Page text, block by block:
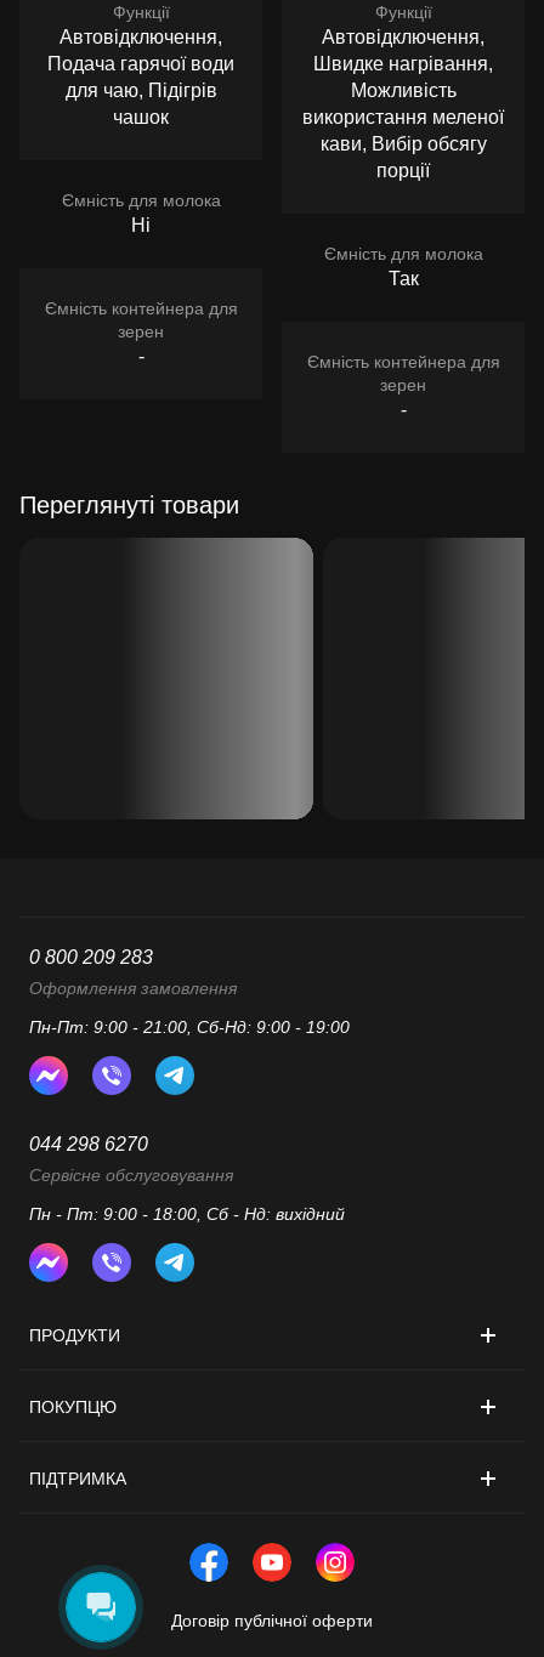
Функції
Автовідключення,
Подача гарячої води
для чаю, Підігрів
чашок
Ємність для молока
Ні
Ємність контейнера для
зерен
-
Функції
Автовідключення,
Швидке нагрівання,
Можливість
використання меленої
кави, Вибір обсягу
порції
Ємність для молока
Так
Ємність контейнера для
зерен
-
Переглянуті товари
ПРОДУКТИ
ПОКУПЦЮ
ПІДТРИМКА
0 800 209 283
Оформлення замовлення
Пн-Пт: 9:00 - 21:00, Сб-Нд: 9:00 - 19:00
044 298 6270
Сервісне обслуговування
Пн - Пт: 9:00 - 18:00, Сб - Нд: вихідний
Договір публічної оферти